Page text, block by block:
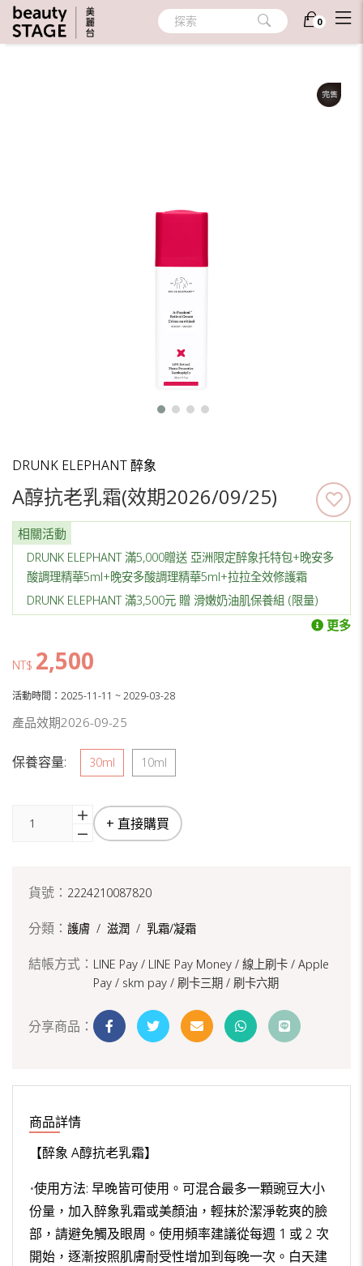
探索 0
首頁/ 護膚 乳霜/凝霜
DRUNK ELEPHANT 醉象
A醇抗老乳霜(效期2026/09/25)
相關活動
DRUNK ELEPHANT 滿5,000贈送 亞洲限定醉象托特包+晚安多
酸調理精華5ml+晚安多酸調理精華5ml+拉拉全效修護霜
DRUNK ELEPHANT 滿3,500元 贈 滑嫩奶油肌保養組 (限量)
更多
NT$ 2,500
活動時間：2025-11-11 ~ 2029-03-28
產品效期2026-09-25
保養容量: 30ml 10ml
+ 直接購買
貨號： 2224210087820
分類： 護膚 / 滋潤 / 乳霜/凝霜
結帳方式： LINE Pay / LINE Pay Money / 線上刷卡 / Apple
Pay / skm pay / 刷卡三期 / 刷卡六期
分享商品：
商品詳情
【醉象 A醇抗老乳霜】
•使用方法: 早晚皆可使用。可混合最多一顆豌豆大小
份量，加入醉象乳霜或美顏油，輕抹於潔淨乾爽的臉
部，請避免觸及眼周。使用頻率建議從每週 1 或 2 次
開始，逐漸按照肌膚耐受性增加到每晚一次。白天建